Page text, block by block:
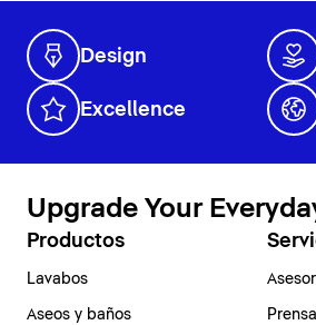
Design
Excellence
Upgrade Your
Productos
Lavabos
Aseos y baños Prensa